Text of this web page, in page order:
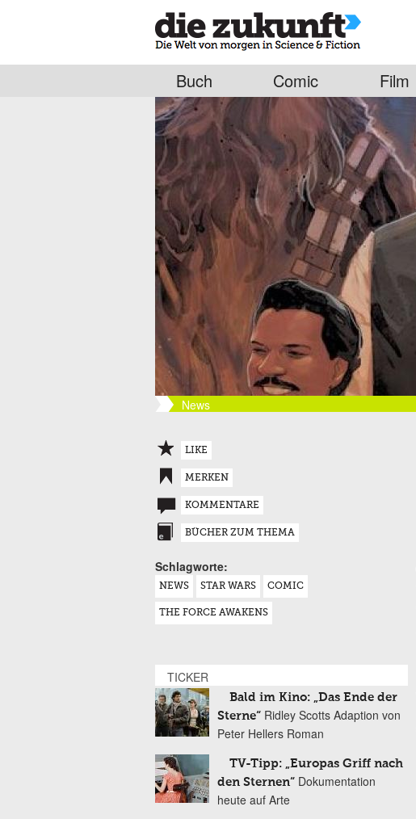
Buch Comic Film
News
LIKE
MERKEN
KOMMENTARE
BÜCHER ZUM THEMA
Schlagworte:
NEWS STAR WARS COMIC
THE FORCE AWAKENS
TICKER
Bald im Kino: „Das Ende der
Sterne“ Ridley Scotts Adaption von
Peter Hellers Roman
TV-Tipp: „Europas Griff nach
den Sternen“ Dokumentation
heute auf Arte